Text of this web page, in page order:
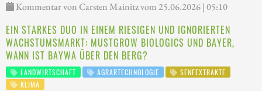
Kommentar von Carsten Mainitz vom 25.06.2026 | 05:10
EIN STARKES DUO IN EINEM RIESIGEN UND IGNORIERTEN
WACHSTUMSMARKT: MUSTGROW BIOLOGICS UND BAYER,
WANN IST BAYWA ÜBER DEN BERG?
LANDWIRTSCHAFT AGRARTECHNOLOGIE
SENFEXTRAKTE
KLIMA